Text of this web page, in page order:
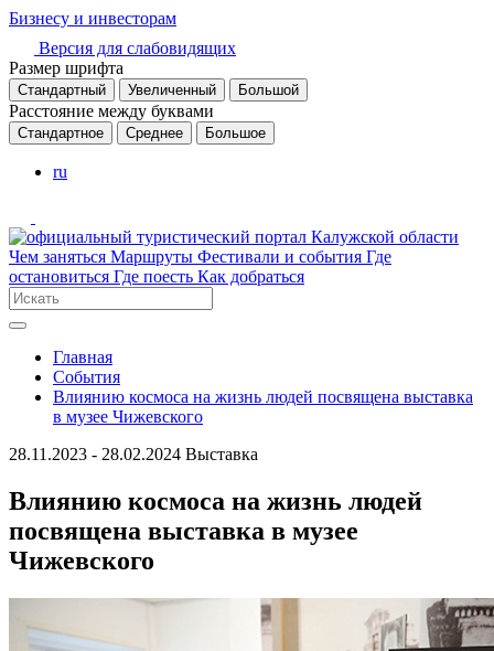
Бизнесу и инвесторам
Версия для слабовидящих
Размер шрифта
Стандартный Увеличенный Большой
Расстояние между буквами
Стандартное Среднее Большое
ru
Чем заняться Маршруты Фестивали и события Где
остановиться Где поесть Как добраться
Главная
События
Влиянию космоса на жизнь людей посвящена выставка
в музее Чижевского
28.11.2023 - 28.02.2024 Выставка
Влиянию космоса на жизнь людей
посвящена выставка в музее
Чижевского